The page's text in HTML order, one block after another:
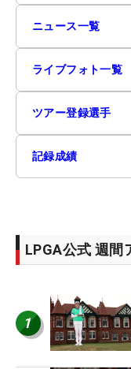
ニュース一覧
ライブフォト一覧
ツアー登録選手
記録成績
LPGA公式 週間
1